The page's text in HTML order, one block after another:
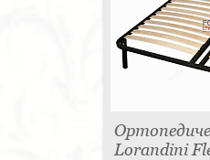
Lorandini